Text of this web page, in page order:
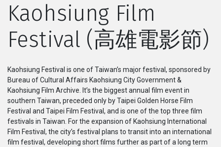
話題
頻道
Originals
Nuggets
社區
Kaohsiung Film
Festival (高雄電影節)
Kaohsiung Festival is one of Taiwan’s major festival, sponsored by
Bureau of Cultural Affairs Kaohsiung City Government &
Kaohsiung Film Archive. It’s the biggest annual film event in
southern Taiwan, preceded only by Taipei Golden Horse Film
Festival and Taipei Film Festival, and is one of the top three film
festivals in Taiwan. For the expansion of Kaohsiung International
Film Festival, the city’s festival plans to transit into an international
film festival, developing short films further as part of a long term